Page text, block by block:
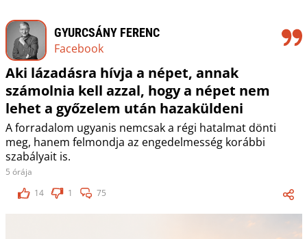
GYURCSÁNY FERENC
Facebook
Aki lázadásra hívja a népet, annak
számolnia kell azzal, hogy a népet nem
lehet a győzelem után hazaküldeni
A forradalom ugyanis nemcsak a régi hatalmat dönti
meg, hanem felmondja az engedelmesség korábbi
szabályait is.
5 órája
14
1 75